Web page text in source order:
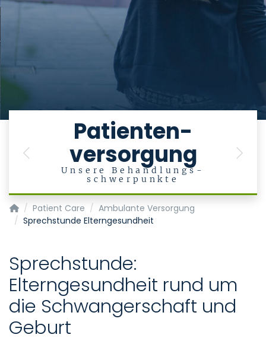
Patienten-
versorgung
Unsere Behandlungs-
schwerpunkte
Previous Next
Department of Psychiatry, Psychotherapy and
Patient Care
Ambulante Versorgung
Sprechstunde Elterngesundheit
Sprechstunde:
Elterngesundheit rund um
die Schwangerschaft und
Geburt